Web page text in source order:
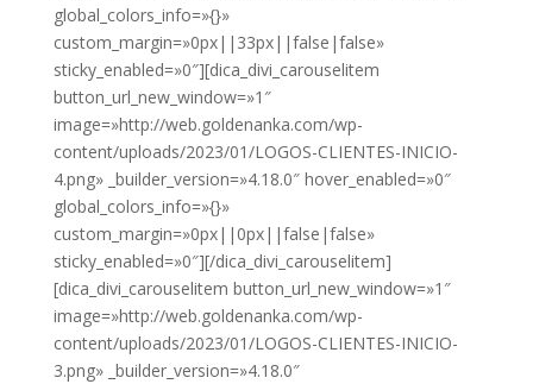
global_colors_info=»{}»
custom_margin=»0px||33px||false|false»
sticky_enabled=»0″][dica_divi_carouselitem
button_url_new_window=»1″
image=»http://web.goldenanka.com/wp-
content/uploads/2023/01/LOGOS-CLIENTES-INICIO-
4.png» _builder_version=»4.18.0″ hover_enabled=»0″
global_colors_info=»{}»
custom_margin=»0px||0px||false|false»
sticky_enabled=»0″][/dica_divi_carouselitem]
[dica_divi_carouselitem button_url_new_window=»1″
image=»http://web.goldenanka.com/wp-
content/uploads/2023/01/LOGOS-CLIENTES-INICIO-
3.png» _builder_version=»4.18.0″